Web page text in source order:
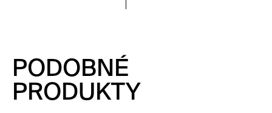
PODOBNÉ
PRODUKTY